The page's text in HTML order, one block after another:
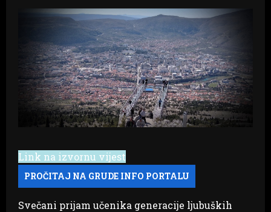
Link na izvornu vijest
Svečani prijam učenika generacije ljubuških